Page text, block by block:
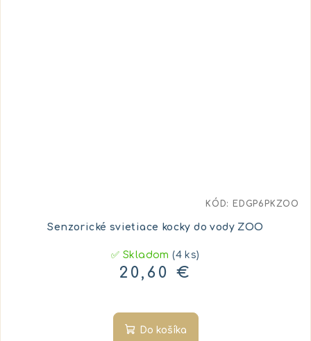
Senzorické svietiace kocky do vody ZOO
✅ Skladom(4 ks)
20,60 €
Do košíka
KÓD: EDGP6PKZOO